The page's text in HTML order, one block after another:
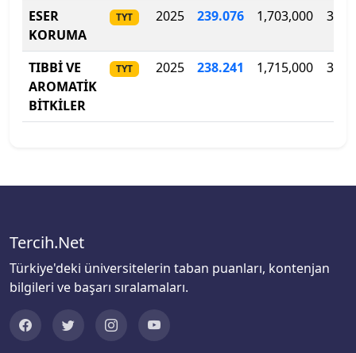
Bayburt Üniversitesi
Beykoz Üniversitesi
Bezm-İ Alem Vakıf Üniversitesi
Bitlis Eren Üniversitesi
Boğaziçi Üniversitesi
Bolu Abant İzzet Baysal Üniversitesi
ESER
KORUMA
TYT 2025 239.076 1,703,000 30
TIBBİ VE
AROMATİK
BİTKİLER
TYT 2025 238.241 1,715,000 30
Tercih.Net
Türkiye'deki üniversitelerin taban puanları, kontenjan
bilgileri ve başarı sıralamaları.